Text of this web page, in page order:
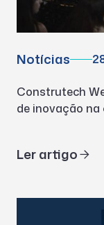
Notícias
Construtech
de inovação
Ler artigo